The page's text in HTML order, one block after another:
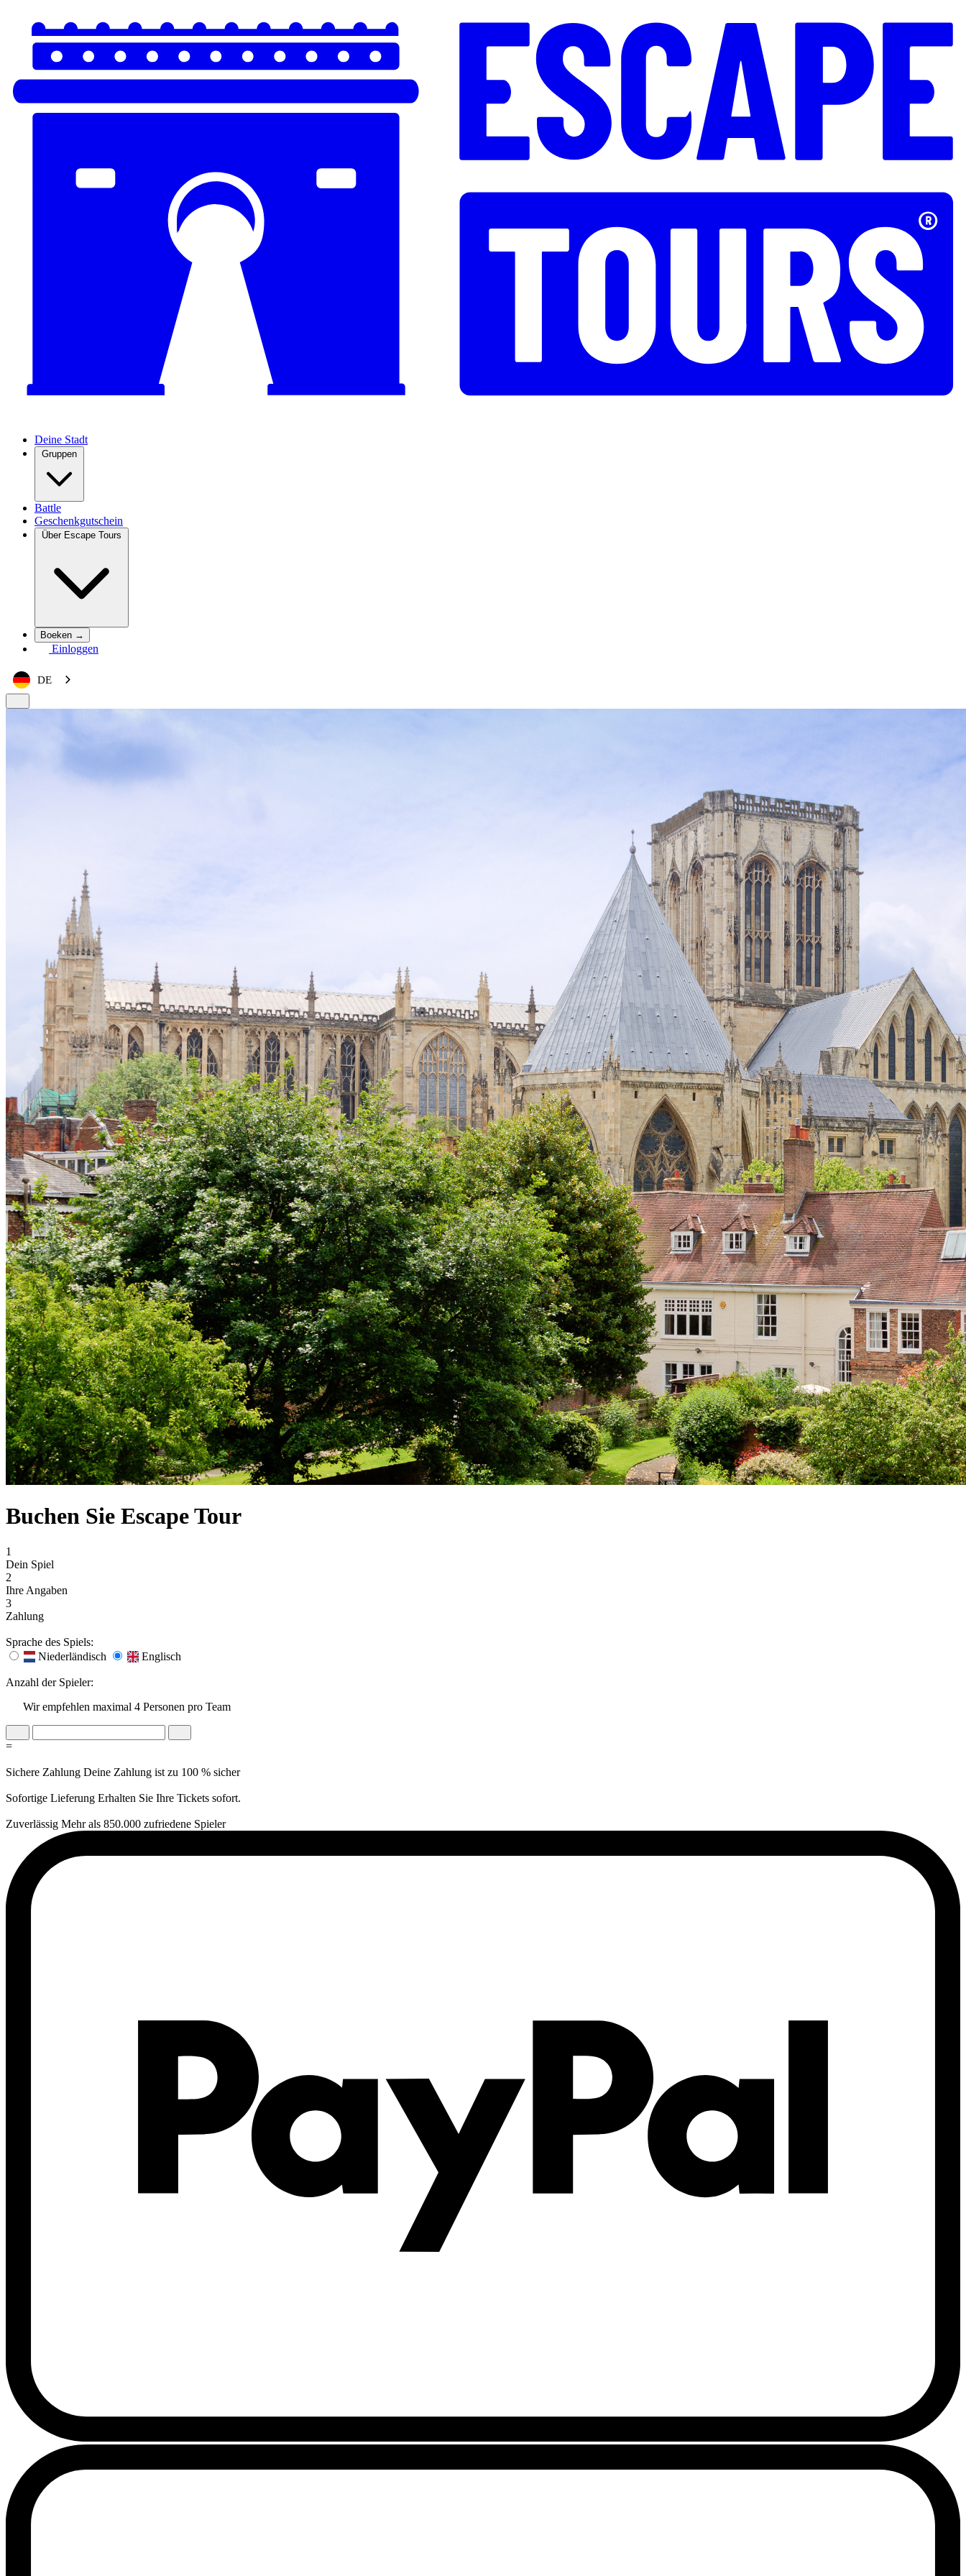
Deine Stadt
Gruppen
Battle
Geschenkgutschein
Über Escape Tours
Boeken →
Einloggen
DE
Buchen Sie Escape Tour
1
Dein Spiel
2
Ihre Angaben
3
Zahlung
Sprache des Spiels:
Niederländisch
Englisch
Anzahl der Spieler:
Wir empfehlen maximal 4 Personen pro Team
=
Sichere Zahlung Deine Zahlung ist zu 100 % sicher
Sofortige Lieferung Erhalten Sie Ihre Tickets sofort.
Zuverlässig Mehr als 850.000 zufriedene Spieler